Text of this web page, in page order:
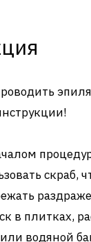
скраб,
в плитках,
водяной